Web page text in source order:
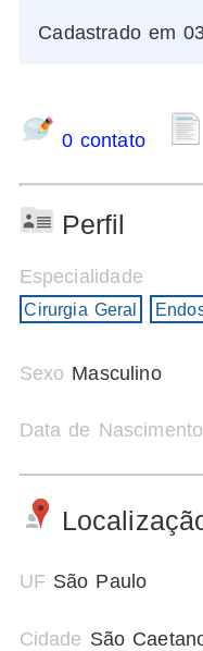
Cadastrado em
0 contato
Perfil
Especialidade
Cirurgia Geral
Sexo Masculino
Data de Nascimento
UF São Paulo
Cidade São